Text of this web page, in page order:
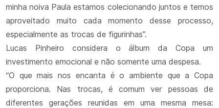
minha noiva Paula estamos colecionando juntos e temos
aproveitado muito cada momento desse processo,
especialmente as trocas de figurinhas”.
Lucas Pinheiro considera o álbum da Copa um
investimento emocional e não somente uma despesa.
“O que mais nos encanta é o ambiente que a Copa
proporciona. Nas trocas, é comum ver pessoas de
diferentes gerações reunidas em uma mesma mesa: